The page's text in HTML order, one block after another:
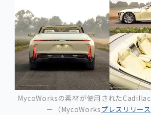
MycoWorksの素材が使用された
ー（MycoWorksプレスリリース